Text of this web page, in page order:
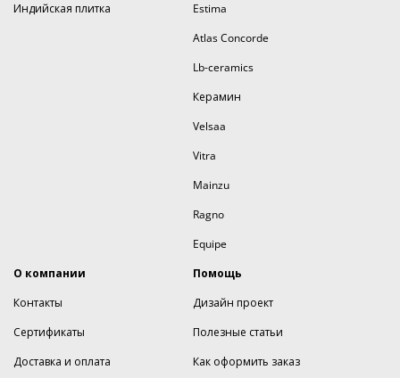
Индийская плитка
Estima
Atlas Concorde
Lb-ceramics
Керамин
Velsaa
Vitra
Mainzu
Ragno
Equipe
О компании
Контакты
Сертификаты
Доставка и оплата
Помощь
Дизайн проект
Полезные статьи
Как оформить заказ